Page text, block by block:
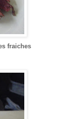
fraiches